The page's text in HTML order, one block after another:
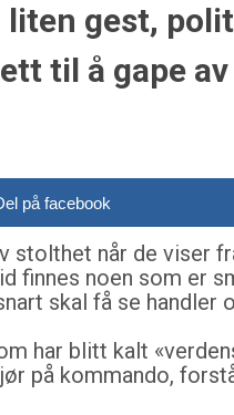
gest,
til å gape av
på facebook
stolthet når de viser
finnes noen som er
skal få se handler
har blitt kalt
på kommando,